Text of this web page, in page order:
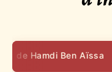
Ben Aïssa ✦